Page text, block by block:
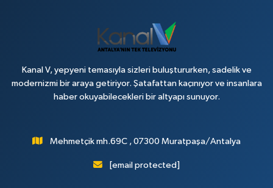
Kanal V, yepyeni temasıyla sizleri buluştururken, sadelik ve
modernizmi bir araya getiriyor. Şatafattan kaçınıyor ve insanlara
haber okuyabilecekleri bir altyapı sunuyor.
Mehmetçik mh.69C , 07300 Muratpaşa/Antalya
[email protected]